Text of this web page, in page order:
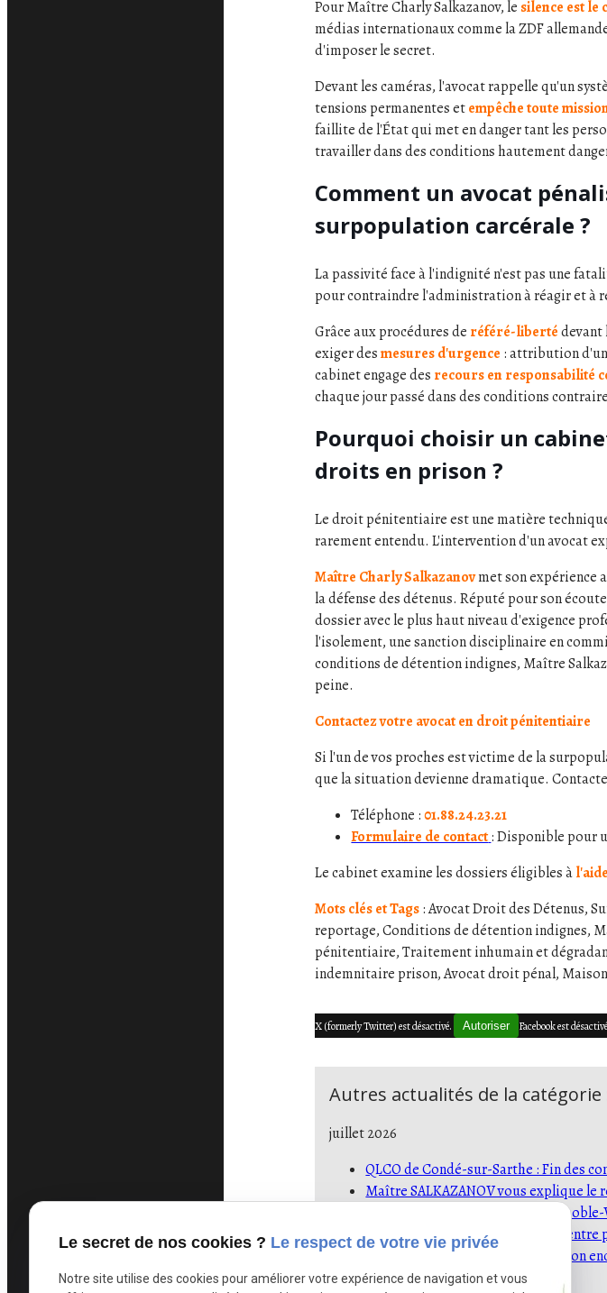
Pour Maître Charly Salkazanov, le silence est le
médias internationaux comme la ZDF
d'imposer le secret.
Devant les caméras, l'avocat rappelle qu'un
tensions permanentes etempêche toute
faillite de l'État qui met en danger tant les
travailler dans des conditions hautement
Comment un avocat
surpopulation carcérale ?
La passivité face à l'indignité n'est pas une
pour contraindre l'administration à réagir et à
Grâce aux procédures de référé-liberté
exiger desmesures d'urgence : attribution
cabinet engage des recours en responsabilité
chaque jour passé dans des conditions
Pourquoi choisir un
droits en prison ?
Le droit pénitentiaire est une matière
rarement entendu. L'intervention d'un avocat
Maître Charly Salkazanovmet son expérience
la défense des détenus. Réputé pour son
dossier avec le plus haut niveau d'exigence
l'isolement, une sanction disciplinaire en
conditions de détention indignes, Maître
peine.
Contactez votre avocat en droit pénitentiaire
Si l'un de vos proches est victime de la
que la situation devienne dramatique.
Téléphone :01.88.24.23.21
Formulaire de contact: Disponible pour
Le cabinet examine les dossiers éligibles à
Mots clés et Tags: Avocat Droit des Détenus,
reportage, Conditions de détention indignes,
pénitentiaire, Traitement inhumain et
indemnitaire prison, Avocat droit pénal,
X (formerly Twitter) est désactivé. Autoriser Facebook est
Autres actualités de la
juillet 2026
QLCO de Condé-sur-Sarthe : Fin des
Maître SALKAZANOV vous explique
Conditions d'incarcération à
Canicule : l'asphyxie estivale au
Prison de Grenoble-Varces : peut-on
Le secret de nos cookies ? Le respect de votre vie privée
Notre site utilise des cookies pour améliorer votre expérience de navigation et vous